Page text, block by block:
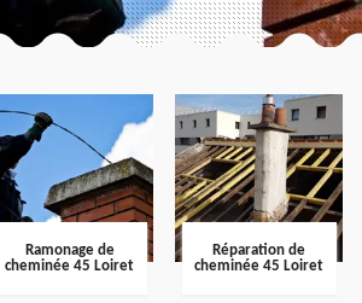
Ramonage de
cheminée 45 Loiret
Réparation de
cheminée 45 Loiret